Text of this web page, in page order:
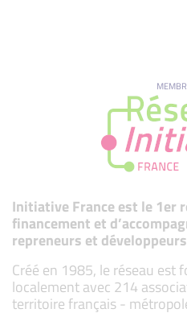
Initiative France est le 1er
financement et
repreneurs et
Créé en 1985, le réseau est
localement avec 214
territoire français -